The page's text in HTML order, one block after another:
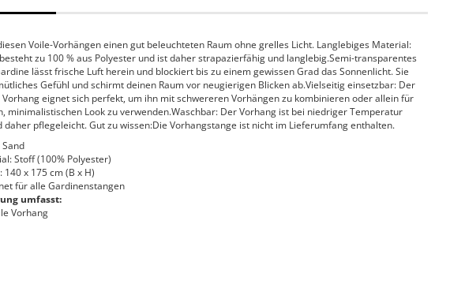
Voile-Vorhängen einen gut beleuchteten Raum ohne grelles Licht. Langlebiges Material:
zu 100 % aus Polyester und ist daher strapazierfähig und langlebig.Semi-transparentes
lässt frische Luft herein und blockiert bis zu einem gewissen Grad das Sonnenlicht. Sie
Gefühl und schirmt deinen Raum vor neugierigen Blicken ab.Vielseitig einsetzbar: Der
eignet sich perfekt, um ihn mit schwereren Vorhängen zu kombinieren oder allein für
minimalistischen Look zu verwenden.Waschbar: Der Vorhang ist bei niedriger Temperatur
daher pflegeleicht. Gut zu wissen:Die Vorhangstange ist nicht im Lieferumfang enthalten.
Sand
Stoff (100% Polyester)
140 x 175 cm (B x H)
für alle Gardinenstangen
umfasst:
Vorhang